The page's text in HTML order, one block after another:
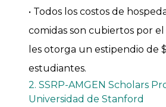
• Todos los costos de
comidas son cubiertos por
les otorga un estipendio de
estudiantes.
2. SSRP-AMGEN Scholars
Universidad de Stanford